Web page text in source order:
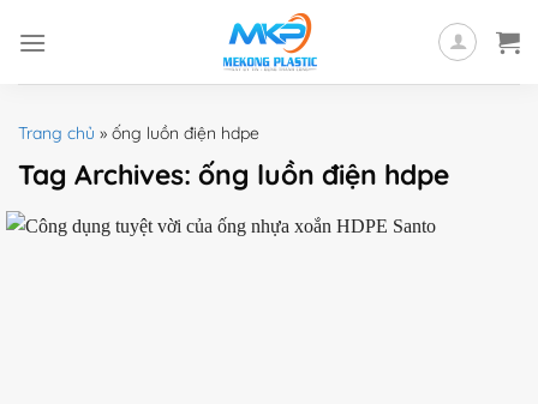
Trang chủ » ống luồn điện hdpe
Tag Archives: ống luồn điện hdpe